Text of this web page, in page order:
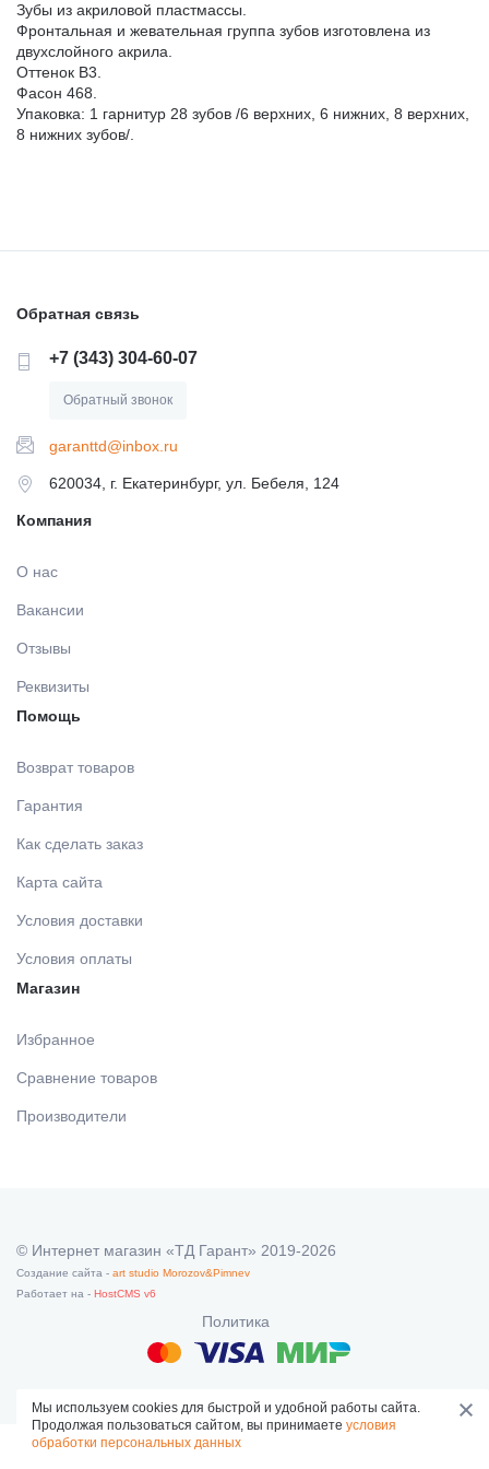
ЗАЩИТА ВРАЧА И ПАЦИЕНТА
АКСЕССУАРЫ И ПРИНАДЛЕЖНОСТИ
МАТЕРИАЛЫ ДЛЯ ХИРУРГИИ
МАТЕРИАЛЫ ДЛЯ ПРОФИЛАКТИКИ КАРИЕСА
МАТЕРИАЛЫ ДЛЯ ОТБЕЛИВАНИЯ ЗУБОВ
МАТЕРИАЛЫ ДЛЯ ОРТОПЕДИИ
ДЕЗИНФИЦИРУЮЩИЕ СРЕДСТВА,
РЕСТАВРАЦИЙ
ПОДКЛАДОЧНЫЕ МАТЕРИАЛЫ
ЛЕЧЕНИЯ
МАТЕРИАЛЫ ДЛЯ ФИКСАЦИИ НЕ ПРЯМЫХ
РЕСТАВРАЦИЙ
МАТЕРИАЛЫ / ПРИНАДЛЕЖНОСТИ ДЛЯ СНЯТИЯ
МАТЕРИАЛЫ И ПРИНАДЛЕЖНОСТИ ДЛЯ
МАТЕРИАЛ ДЛЯ ПЕРЕБАЗИРОВКИ
ПРОВОЛОКА, ГИЛЬЗЫ, ШИНЫ, КЛАММЕРА (без
УТИЛИЗАЦИЯ ОТХОДОВ
ГИПСЫ ДЕНТАЛЬНЫЕ ДЛЯ МОДЕЛЕЙ
ВСПОМОГАТЕЛЬНЫЕ СРЕДСТВА
ОПРЕДЕЛЕНИЯ ОККЛЮЗИИ
МАТЕРИАЛ ДЛЯ ПОЛИРОВАНИЯ ПРОТЕЗОВ Б/С
КОМПОЗИТ ЗУБОТЕХНИЧЕСКИЙ
ОБОРУДОВАНИЕ И ЗАПАСНЫЕ ЧАСТИ
ЛИТЕЙНОЕ ОБОРУДОВАНИЕ / ИНСТРУМЕНТЫ
АРТИКУЛЛЯТОРЫ, ОККЛЮДАТОРЫ
ОБОРУДОВАНИЕ ЗУБОТЕХНИЧЕСКОЕ
Зубы из акриловой пластмассы.
Фронтальная и жевательная группа зубов изготовлена из
двухслойного акрила.
Оттенок B3.
Фасон 468.
Упаковка: 1 гарнитур 28 зубов /6 верхних, 6 нижних, 8 верхних,
8 нижних зубов/.
Обратная связь
+7 (343) 304-60-07
Обратный звонок
garanttd@inbox.ru
620034, г. Екатеринбург, ул. Бебеля, 124
Компания
О нас
Вакансии
Отзывы
Реквизиты
Помощь
Возврат товаров
Гарантия
Как сделать заказ
Карта сайта
Условия доставки
Условия оплаты
Магазин
Избранное
Сравнение товаров
Производители
© Интернет магазин «ТД Гарант» 2019-2026
Создание сайта - art studio Morozov&Pimnev
Работает на - HostCMS v6
Политика
Мы используем cookies для быстрой и удобной работы сайта.
Продолжая пользоваться сайтом, вы принимаете условия
обработки персональных данных